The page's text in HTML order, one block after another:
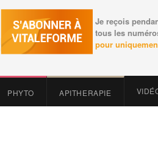
Je reçois
tous les
pour
PHYTO APITHERAPIE